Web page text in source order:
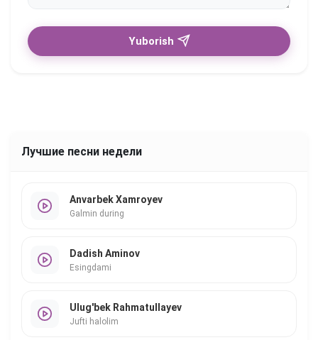
Yuborish
Лучшие песни недели
Anvarbek Xamroyev
Galmin during
Dadish Aminov
Esingdami
Ulug'bek Rahmatullayev
Jufti halolim